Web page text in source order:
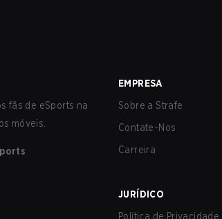
fãs de eSports na
móveis.
EMPRESA
Sobre a Strafe
Contate-Nos
Carreira
JURÍDICO
Política de Privacidade